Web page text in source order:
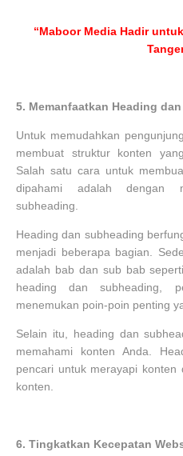
“Maboor Media Hadir
5. Memanfaatkan Heading
Untuk memudahkan
membuat struktur konten
Salah satu cara untuk
dipahami adalah dengan
subheading.
Heading dan subheading
menjadi beberapa bagian.
adalah bab dan sub bab
heading dan subheading,
menemukan poin-poin penting
Selain itu, heading dan
memahami konten Anda.
pencari untuk merayapi
konten.
6. Tingkatkan Kecepatan